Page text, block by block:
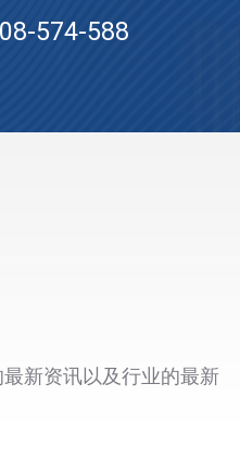
574-588
新资讯以及行业的最新